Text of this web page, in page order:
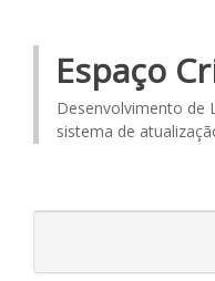
Espaço
Desenvolvimento de
sistema de